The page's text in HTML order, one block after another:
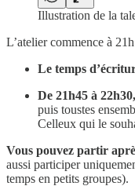
Illustration de la
L’atelier commence à
Le temps
De 21h45 à
puis toustes
Celleux qui le
Vous pouvez partir
aussi participer
temps en petits groupes).